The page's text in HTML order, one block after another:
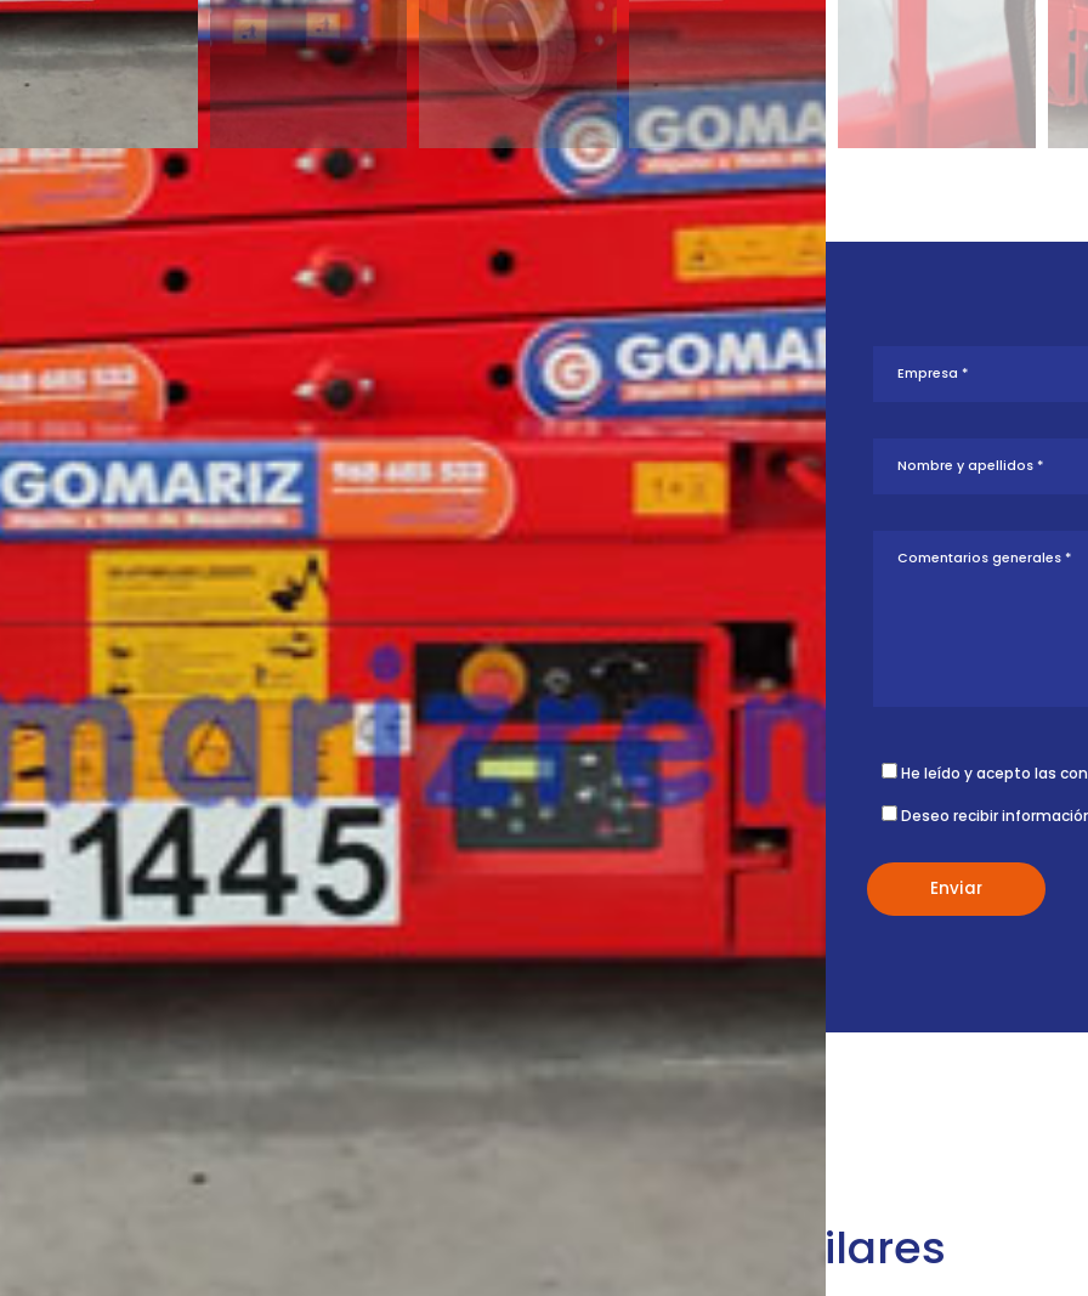
¿Te interesa
esta máquina?
Rellena este formulario y recibiremos tu solicitud sobre esta
máquina para ponernos en contacto directo contigo.
LGMG S0607EII
He leído y acepto las
Deseo recibir
Máquinas similares